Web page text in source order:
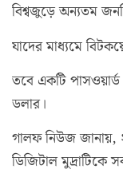
বিশ্বজুড়ে অন্যতম
যাদের মাধ্যমে
তবে একটি
ডলার।
গালফ নিউজ জানায়,
ডিজিটাল মুদ্রাটিকে